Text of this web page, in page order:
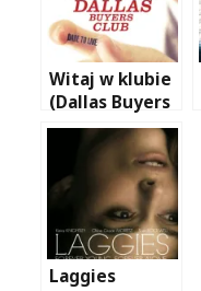
Witaj w klubie
(Dallas Buyers
Club)
Laggies